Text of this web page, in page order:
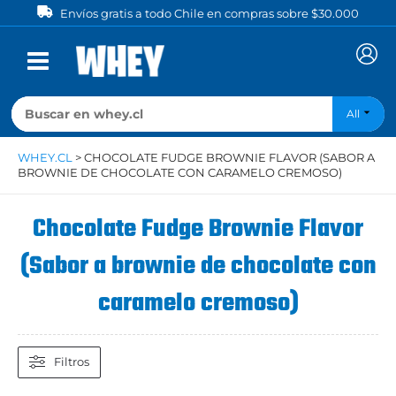
al
contenido
Envíos gratis a todo Chile en compras sobre $30.000
All
WHEY.CL > CHOCOLATE FUDGE BROWNIE FLAVOR (SABOR A
BROWNIE DE CHOCOLATE CON CARAMELO CREMOSO)
Chocolate Fudge Brownie Flavor
(Sabor a brownie de chocolate con
caramelo cremoso)
Filtros